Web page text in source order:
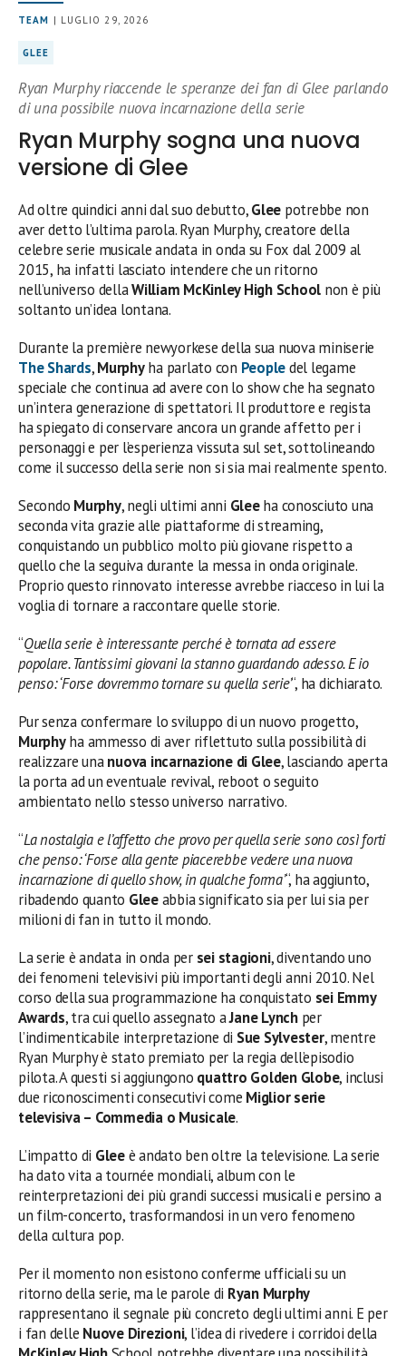
TEAM | LUGLIO 29, 2026
GLEE
Ryan Murphy riaccende le speranze dei fan di Glee parlando
di una possibile nuova incarnazione della serie
Ryan Murphy sogna una nuova
versione di Glee
Ad oltre quindici anni dal suo debutto,Glee potrebbe non
aver detto l’ultima parola. Ryan Murphy, creatore della
celebre serie musicale andata in onda su Fox dal 2009 al
2015, ha infatti lasciato intendere che un ritorno
nell’universo dellaWilliam McKinley High School non è più
soltanto un’idea lontana.
Durante la première newyorkese della sua nuova miniserie
The Shards,Murphyha parlato con Peopledel legame
speciale che continua ad avere con lo show che ha segnato
un’intera generazione di spettatori. Il produttore e regista
ha spiegato di conservare ancora un grande affetto per i
personaggi e per l’esperienza vissuta sul set, sottolineando
come il successo della serie non si sia mai realmente spento.
Secondo Murphy, negli ultimi anni Gleeha conosciuto una
seconda vita grazie alle piattaforme di streaming,
conquistando un pubblico molto più giovane rispetto a
quello che la seguiva durante la messa in onda originale.
Proprio questo rinnovato interesse avrebbe riacceso in lui la
voglia di tornare a raccontare quelle storie.
“Quella serie è interessante perché è tornata ad essere
popolare. Tantissimi giovani la stanno guardando adesso. E io
penso: ‘Forse dovremmo tornare su quella serie’“, ha dichiarato.
Pur senza confermare lo sviluppo di un nuovo progetto,
Murphyha ammesso di aver riflettuto sulla possibilità di
realizzare unanuova incarnazione di Glee, lasciando aperta
la porta ad un eventuale revival, reboot o seguito
ambientato nello stesso universo narrativo.
“La nostalgia e l’affetto che provo per quella serie sono così forti
che penso: ‘Forse alla gente piacerebbe vedere una nuova
incarnazione di quello show, in qualche forma’“, ha aggiunto,
ribadendo quanto Gleeabbia significato sia per lui sia per
milioni di fan in tutto il mondo.
La serie è andata in onda per sei stagioni, diventando uno
dei fenomeni televisivi più importanti degli anni 2010. Nel
corso della sua programmazione ha conquistato sei Emmy
Awards, tra cui quello assegnato aJane Lynchper
l’indimenticabile interpretazione di Sue Sylvester, mentre
Ryan Murphy è stato premiato per la regia dell’episodio
pilota. A questi si aggiungono quattro Golden Globe, inclusi
due riconoscimenti consecutivi come Miglior serie
televisiva – Commedia o Musicale.
L’impatto di Gleeè andato ben oltre la televisione. La serie
ha dato vita a tournée mondiali, album con le
reinterpretazioni dei più grandi successi musicali e persino a
un film-concerto, trasformandosi in un vero fenomeno
della cultura pop.
Per il momento non esistono conferme ufficiali su un
ritorno della serie, ma le parole di Ryan Murphy
rappresentano il segnale più concreto degli ultimi anni. E per
i fan delle Nuove Direzioni, l’idea di rivedere i corridoi della